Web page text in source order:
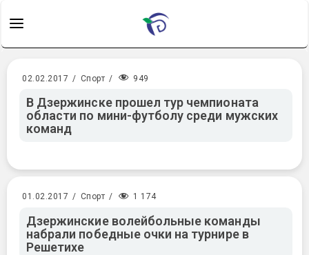
02.02.2017 / Спорт / 949
В Дзержинске прошел тур чемпионата
области по мини-футболу среди мужских
команд
01.02.2017 / Спорт / 1 174
Дзержинские волейбольные команды
набрали победные очки на турнире в
Решетихе